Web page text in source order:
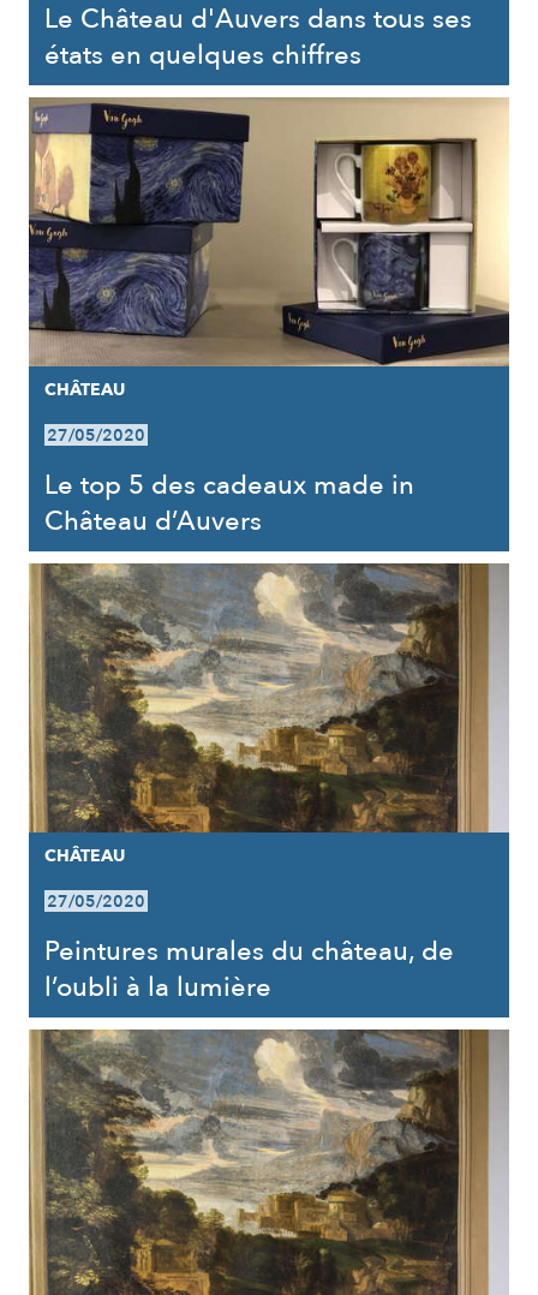
Le Château d'Auvers dans tous ses
états en quelques chiffres
CHÂTEAU
27/05/2020
Le top 5 des cadeaux made in
Château d’Auvers
CHÂTEAU
27/05/2020
Peintures murales du château, de
l’oubli à la lumière